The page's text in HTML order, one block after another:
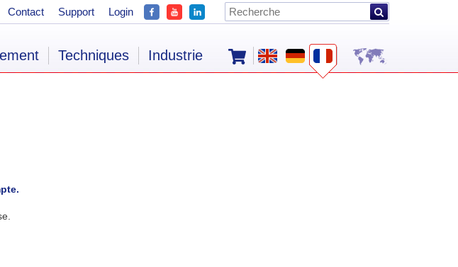
Contact Support Login
Techniques Industrie